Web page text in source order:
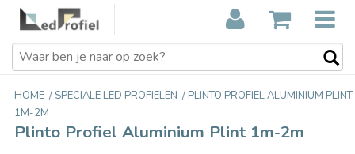
HOME / SPECIALE LED PROFIELEN / PLINTO PROFIEL ALUMINIUM PLINT
1M-2M
Plinto Profiel Aluminium Plint 1m-2m